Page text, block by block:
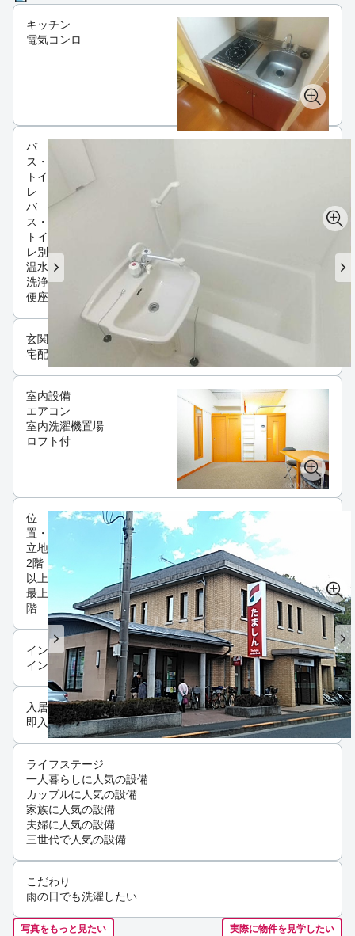
キッチン
電気コンロ
バ
ス・
トイ
レ
バ
ス・
トイ
レ別
温水
洗浄
便座
玄関
宅配ボックス
室内設備
エアコン
室内洗濯機置場
ロフト付
位
置・
立地
2階
以上
最上
階
インフラ
インターネット可
入居条件
即入居可
ライフステージ
一人暮らしに人気の設備
カップルに人気の設備
家族に人気の設備
夫婦に人気の設備
三世代で人気の設備
こだわり
雨の日でも洗濯したい
写真をもっと見たい 実際に物件を見学したい